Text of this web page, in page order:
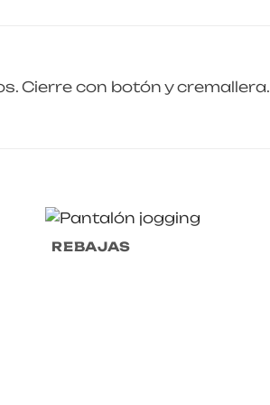
Cierre con botón y cremallera.
REBAJAS